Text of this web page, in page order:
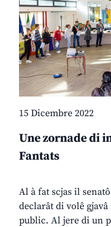
15 Dicembre 2022
Une zornade di
Fantats
Al à fat scjas il
declarât di volê
public. Al jere di un